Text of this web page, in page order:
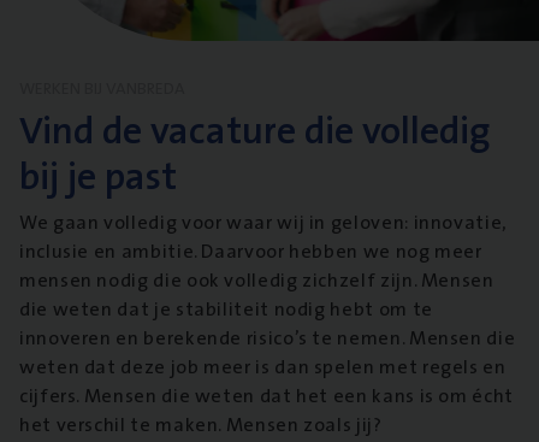
Vind de vacature die volledig
bij je past
We gaan volledig voor waar wij in geloven: innovatie,
inclusie en ambitie. Daarvoor hebben we nog meer
mensen nodig die ook volledig zichzelf zijn. Mensen
die weten dat je stabiliteit nodig hebt om te
innoveren en berekende risico’s te nemen. Mensen die
weten dat deze job meer is dan spelen met regels en
cijfers. Mensen die weten dat het een kans is om écht
het verschil te maken. Mensen zoals jij?